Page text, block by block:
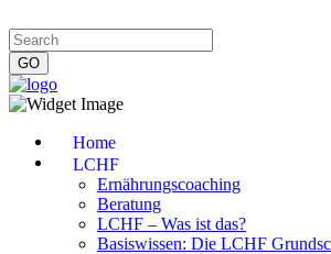
Home
LCHF
Ernährungscoaching
Beratung
LCHF – Was ist das?
Basiswissen: Die LCHF